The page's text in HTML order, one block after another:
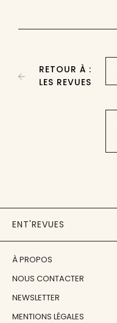
RETOUR À :
LES REVUES
ENT'REVUES
À PROPOS
NOUS CONTACTER
NEWSLETTER
MENTIONS LÉGALES